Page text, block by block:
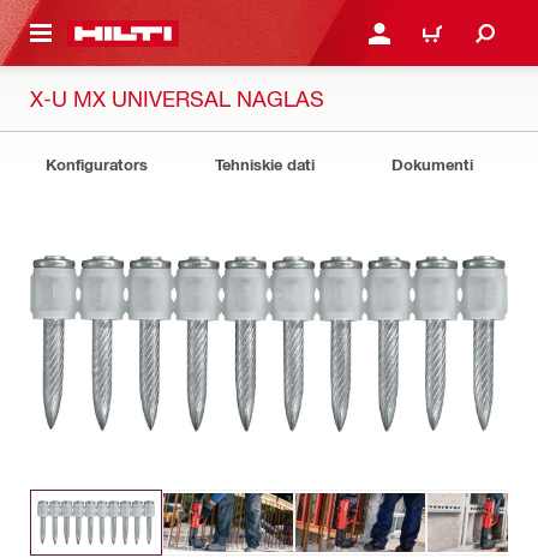
SATURU PIESLĒGTIES VAI
IEPIRKŠANĀS
X-U MX UNIVERSAL NAGLAS
Konfigurators Tehniskie dati Dokumenti